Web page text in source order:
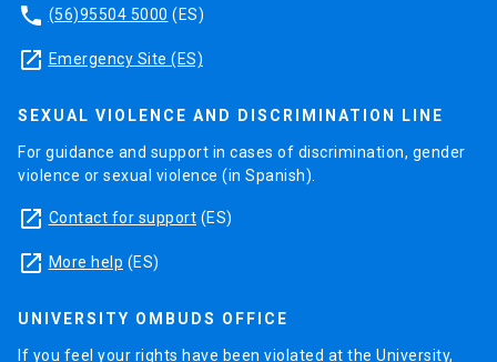
phone (56)95504 5000 (ES)
launch Emergency Site (ES)
SEXUAL VIOLENCE AND DISCRIMINATION LINE
For guidance and support in cases of discrimination, gender
violence or sexual violence (in Spanish).
launch Contact for support (ES)
launch More help (ES)
UNIVERSITY OMBUDS OFFICE
If you feel your rights have been violated at the University,